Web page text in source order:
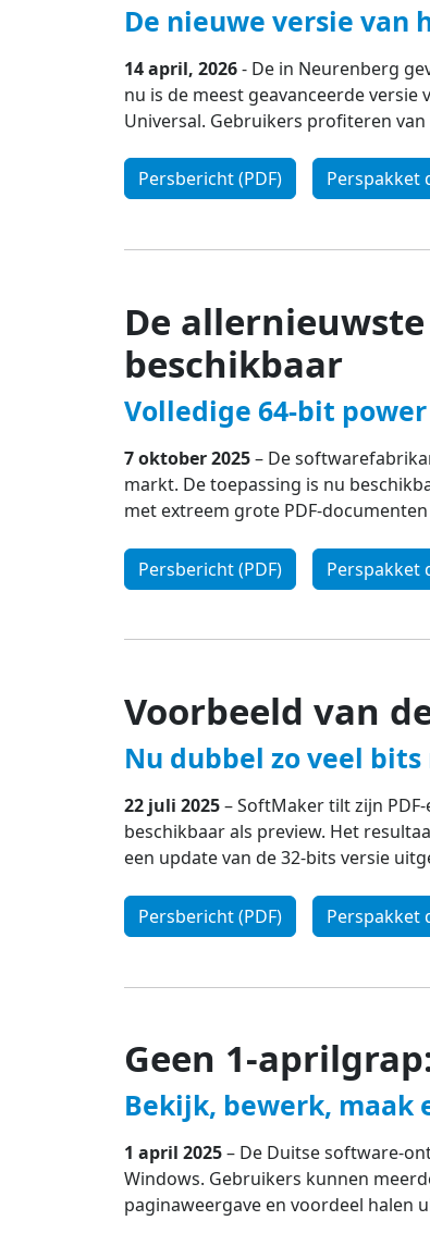
De nieuwe versie van
14 april, 2026- De in Neurenberg
nu is de meest geavanceerde
Universal. Gebruikers profiteren
Persbericht (PDF) Perspakket
De
beschikbaar
Volledige 64-bit
7 oktober 2025– De
markt. De toepassing is nu
met extreem grote PDF-
Persbericht (PDF) Perspakket
Voorbeeld van
Nu dubbel zo veel bits
22 juli 2025– SoftMaker tilt zijn
beschikbaar als preview. Het
een update van de 32-bits versie
Persbericht (PDF) Perspakket
Geen 1-
Bekijk, bewerk, maak
1 april 2025– De Duitse software-
Windows. Gebruikers kunnen
paginaweergave en voordeel halen